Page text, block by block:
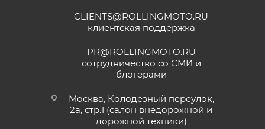
CLIENTS@ROLLINGMOTO.RU
клиентская поддержка
PR@ROLLINGMOTO.RU
сотрудничество со СМИ и
блогерами
Москва, Колодезный переулок,
2а, стр.1 (салон внедорожной и
дорожной техники)